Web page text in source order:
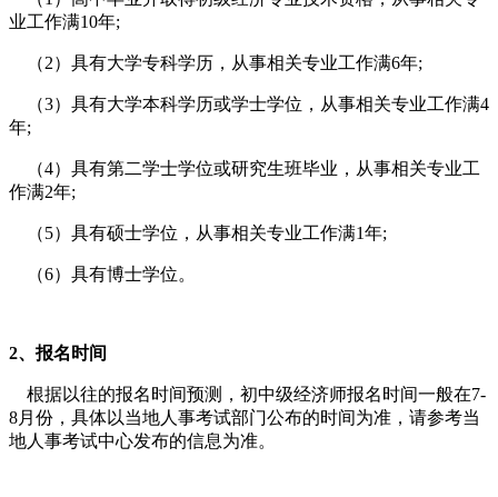
业工作满10年;
（2）具有大学专科学历，从事相关专业工作满6年;
（3）具有大学本科学历或学士学位，从事相关专业工作满4
年;
（4）具有第二学士学位或研究生班毕业，从事相关专业工
作满2年;
（5）具有硕士学位，从事相关专业工作满1年;
（6）具有博士学位。
2、报名时间
根据以往的报名时间预测，初中级经济师报名时间一般在7-
8月份，具体以当地人事考试部门公布的时间为准，请参考当
地人事考试中心发布的信息为准。